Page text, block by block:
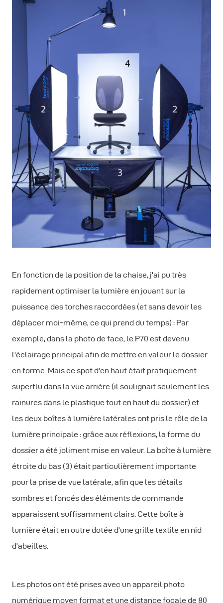
En fonction de la position de la chaise, j'ai pu très
rapidement optimiser la lumière en jouant sur la
puissance des torches raccordées (et sans devoir les
déplacer moi-même, ce qui prend du temps) : Par
exemple, dans la photo de face, le P70 est devenu
l'éclairage principal afin de mettre en valeur le dossier
en forme. Mais ce spot d'en haut était pratiquement
superflu dans la vue arrière (il soulignait seulement les
rainures dans le plastique tout en haut du dossier) et
les deux boîtes à lumière latérales ont pris le rôle de la
lumière principale : grâce aux réflexions, la forme du
dossier a été joliment mise en valeur. La boîte à lumière
étroite du bas (3) était particulièrement importante
pour la prise de vue latérale, afin que les détails
sombres et foncés des éléments de commande
apparaissent suffisamment clairs. Cette boîte à
lumière était en outre dotée d'une grille textile en nid
d'abeilles.
Les photos ont été prises avec un appareil photo
numérique moyen format et une distance focale de 80